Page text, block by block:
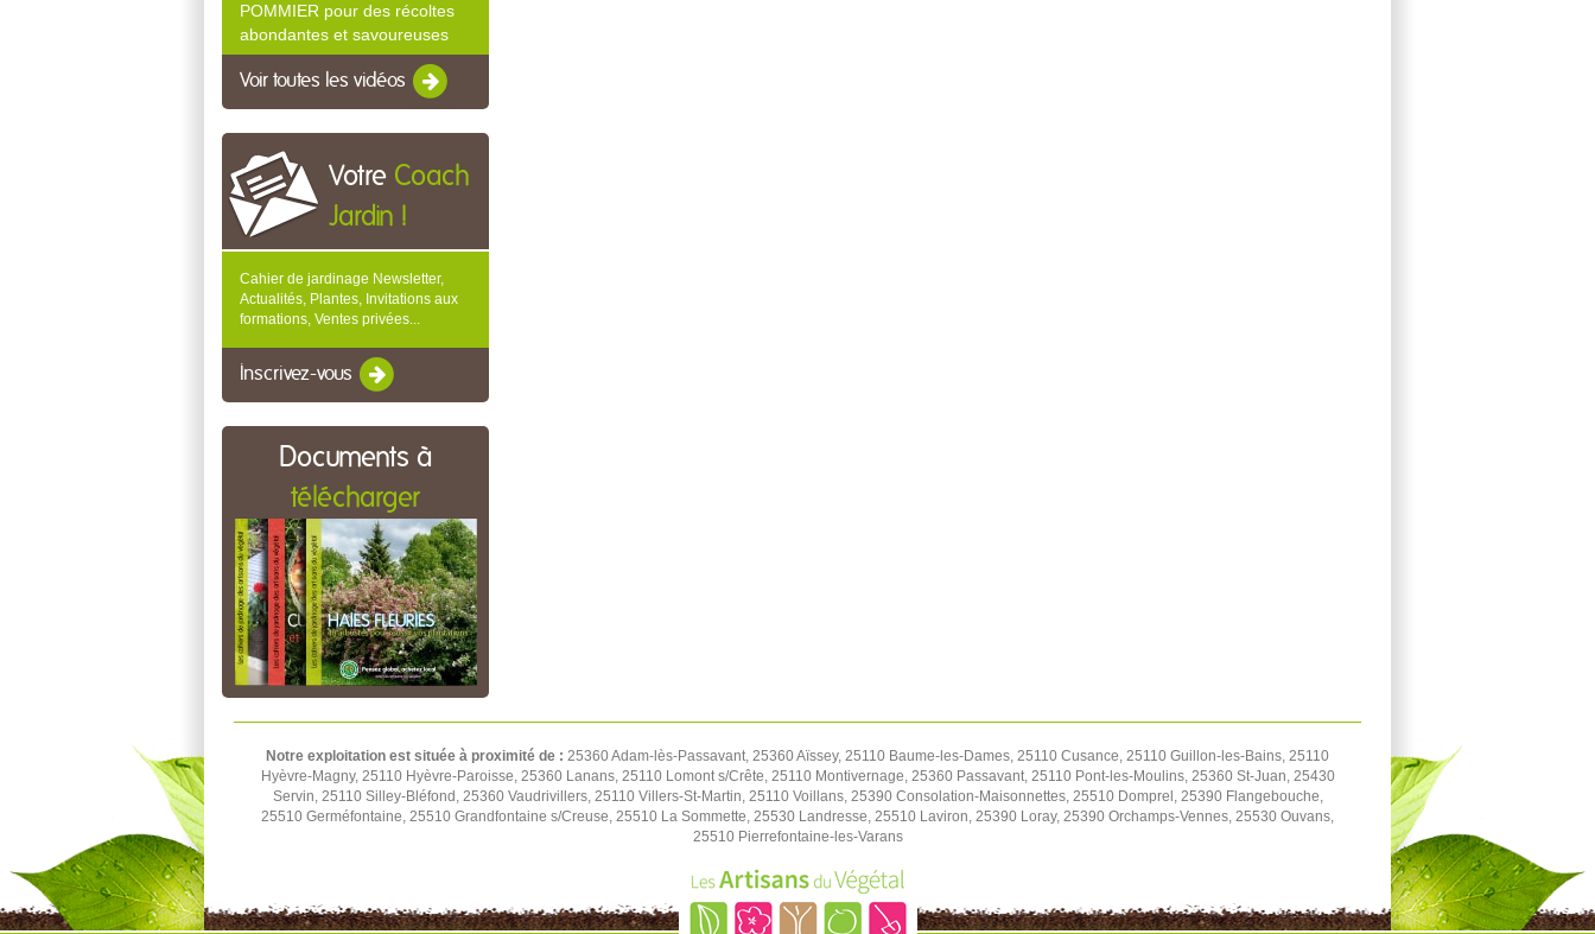
POMMIER pour des récoltes
abondantes et savoureuses
Voir toutes les vidéos
Votre Coach
Jardin !
Cahier de jardinage Newsletter,
Actualités, Plantes, Invitations aux
formations, Ventes privées...
Inscrivez-vous
Documents à
télécharger
Notre exploitation est située à proximité de : 25360 Adam-lès-Passavant, 25360 Aïssey, 25110 Baume-les-Dames, 25110 Cusance, 25110 Guillon-les-Bains, 25110
Hyèvre-Magny, 25110 Hyèvre-Paroisse, 25360 Lanans, 25110 Lomont s/Crête, 25110 Montivernage, 25360 Passavant, 25110 Pont-les-Moulins, 25360 St-Juan, 25430
Servin, 25110 Silley-Bléfond, 25360 Vaudrivillers, 25110 Villers-St-Martin, 25110 Voillans, 25390 Consolation-Maisonnettes, 25510 Domprel, 25390 Flangebouche,
25510 Germéfontaine, 25510 Grandfontaine s/Creuse, 25510 La Sommette, 25530 Landresse, 25510 Laviron, 25390 Loray, 25390 Orchamps-Vennes, 25530 Ouvans,
25510 Pierrefontaine-les-Varans